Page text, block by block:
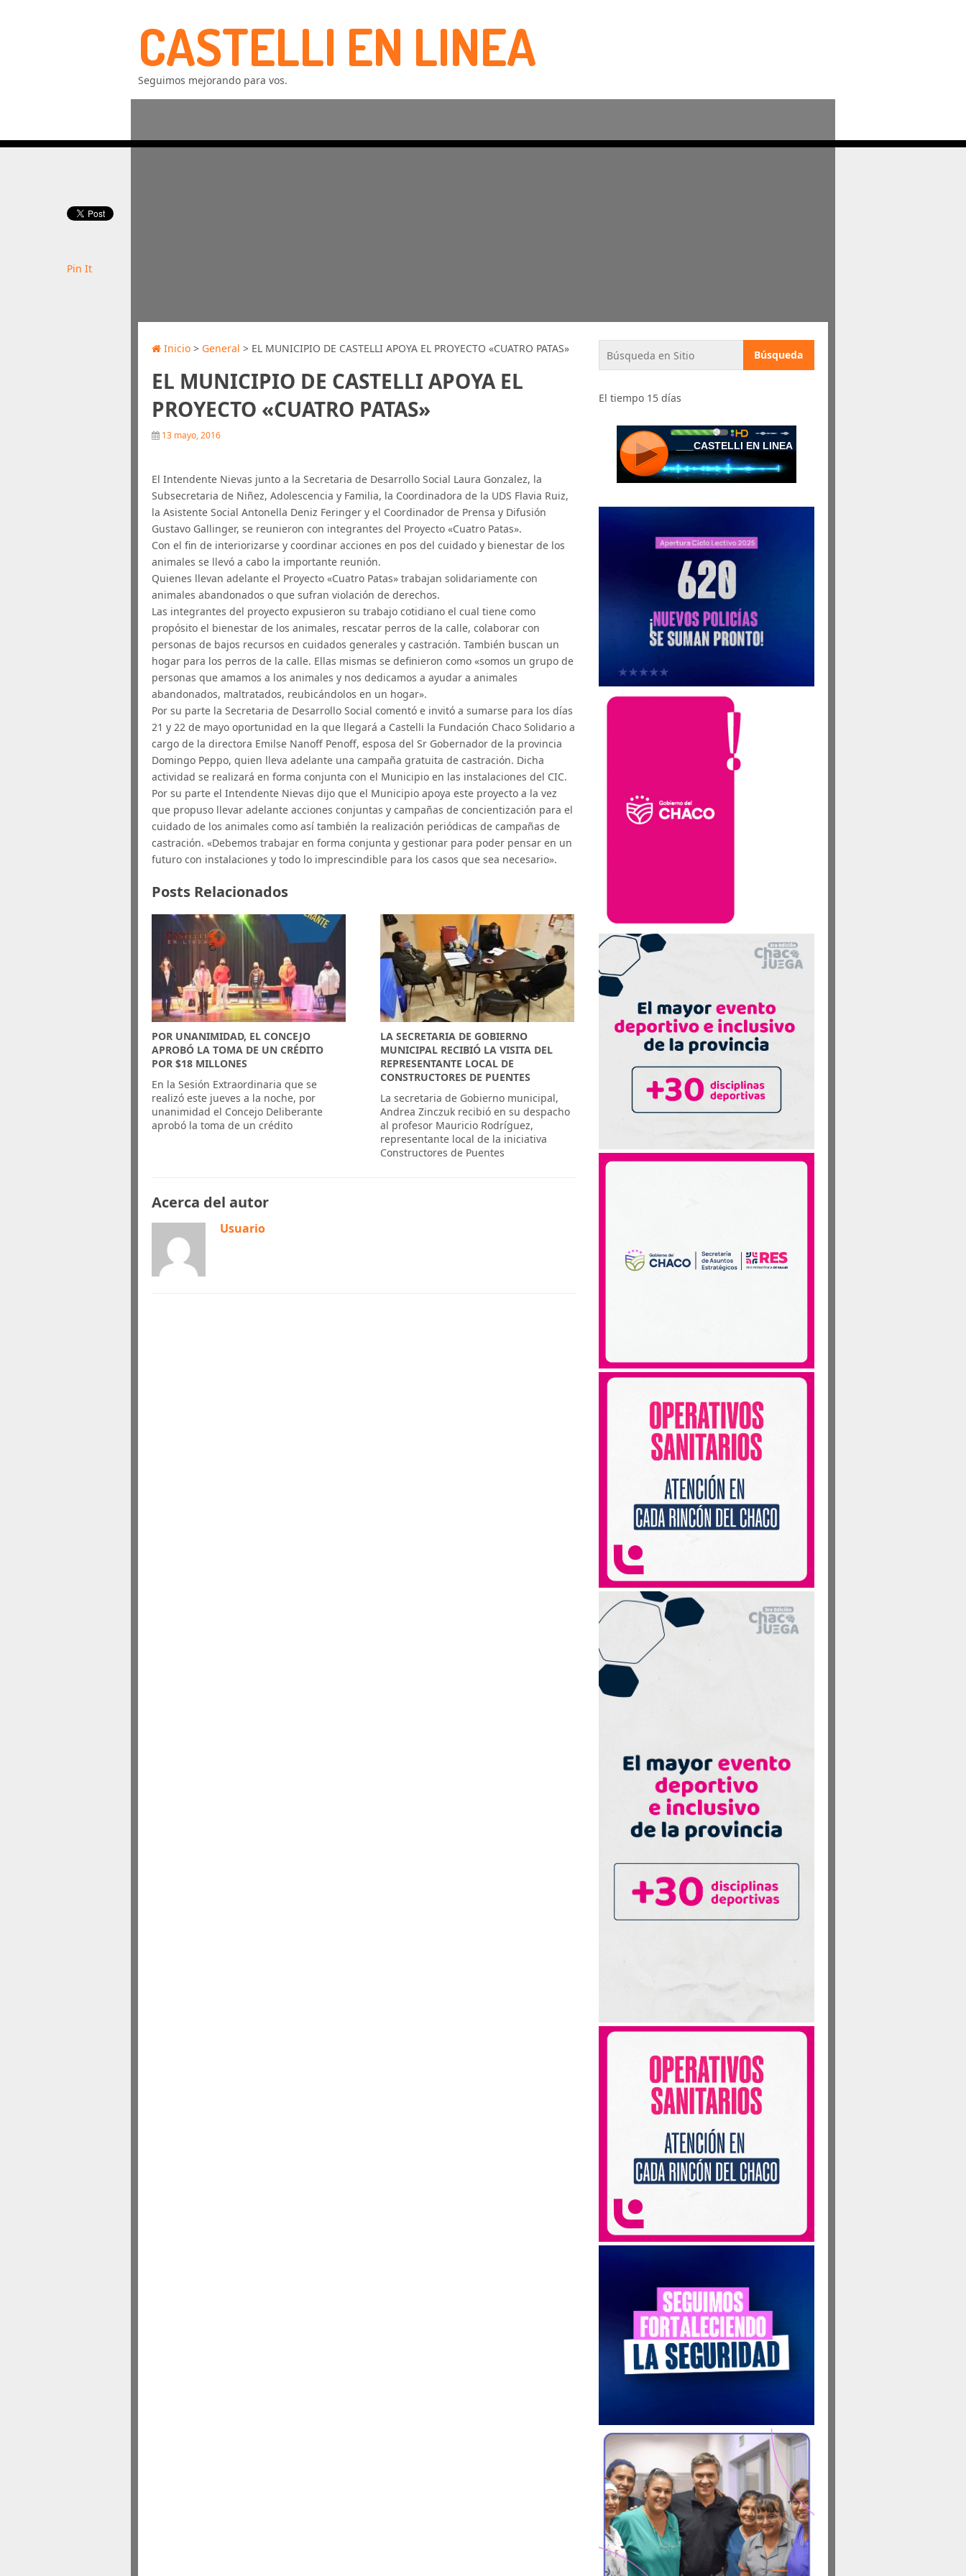
CASTELLI EN LINEA
Seguimos mejorando para vos.
Inicio > General > EL MUNICIPIO DE CASTELLI APOYA EL PROYECTO «CUATRO PATAS»
EL MUNICIPIO DE CASTELLI APOYA EL
PROYECTO «CUATRO PATAS»
13 mayo, 2016
El Intendente Nievas junto a la Secretaria de Desarrollo Social Laura Gonzalez, la
Subsecretaria de Niñez, Adolescencia y Familia, la Coordinadora de la UDS Flavia Ruiz,
la Asistente Social Antonella Deniz Feringer y el Coordinador de Prensa y Difusión
Gustavo Gallinger, se reunieron con integrantes del Proyecto «Cuatro Patas».
Con el fin de interiorizarse y coordinar acciones en pos del cuidado y bienestar de los
animales se llevó a cabo la importante reunión.
Quienes llevan adelante el Proyecto «Cuatro Patas» trabajan solidariamente con
animales abandonados o que sufran violación de derechos.
Las integrantes del proyecto expusieron su trabajo cotidiano el cual tiene como
propósito el bienestar de los animales, rescatar perros de la calle, colaborar con
personas de bajos recursos en cuidados generales y castración. También buscan un
hogar para los perros de la calle. Ellas mismas se definieron como «somos un grupo de
personas que amamos a los animales y nos dedicamos a ayudar a animales
abandonados, maltratados, reubicándolos en un hogar».
Por su parte la Secretaria de Desarrollo Social comentó e invitó a sumarse para los días
21 y 22 de mayo oportunidad en la que llegará a Castelli la Fundación Chaco Solidario a
cargo de la directora Emilse Nanoff Penoff, esposa del Sr Gobernador de la provincia
Domingo Peppo, quien lleva adelante una campaña gratuita de castración. Dicha
actividad se realizará en forma conjunta con el Municipio en las instalaciones del CIC.
Por su parte el Intendente Nievas dijo que el Municipio apoya este proyecto a la vez
que propuso llevar adelante acciones conjuntas y campañas de concientización para el
cuidado de los animales como así también la realización periódicas de campañas de
castración. «Debemos trabajar en forma conjunta y gestionar para poder pensar en un
futuro con instalaciones y todo lo imprescindible para los casos que sea necesario».
Pin It
Posts Relacionados
POR UNANIMIDAD, EL CONCEJO
APROBÓ LA TOMA DE UN CRÉDITO
POR $18 MILLONES
En la Sesión Extraordinaria que se
realizó este jueves a la noche, por
unanimidad el Concejo Deliberante
aprobó la toma de un crédito
LA SECRETARIA DE GOBIERNO
MUNICIPAL RECIBIÓ LA VISITA DEL
REPRESENTANTE LOCAL DE
CONSTRUCTORES DE PUENTES
La secretaria de Gobierno municipal,
Andrea Zinczuk recibió en su despacho
al profesor Mauricio Rodríguez,
representante local de la iniciativa
Constructores de Puentes
Acerca del autor
Usuario
El tiempo 15 días